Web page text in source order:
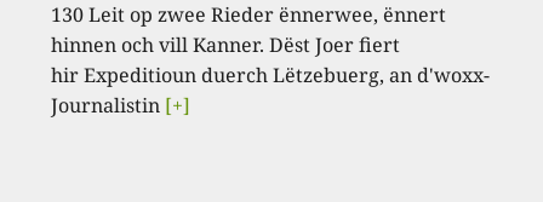
130 Leit op zwee Rieder ënnerwee, ënnert
hinnen och vill Kanner. Dëst Joer fiert
hir Expeditioun duerch Lëtzebuerg, an d'woxx-
Journalistin [+]